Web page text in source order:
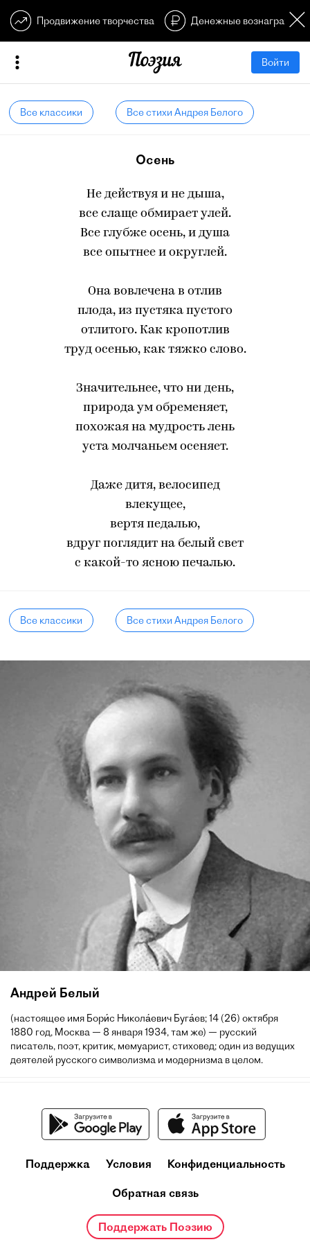
Продвижение творчества Денежные
Войти
Все классики Все стихи Андрея Белого
Осень
Не действуя и не дыша,
все слаще обмирает улей.
Все глубже осень, и душа
все опытнее и округлей.
Она вовлечена в отлив
плода, из пустяка пустого
отлитого. Как кропотлив
труд осенью, как тяжко слово.
Значительнее, что ни день,
природа ум обременяет,
похожая на мудрость лень
уста молчаньем осеняет.
Даже дитя, велосипед
влекущее,
вертя педалью,
вдруг поглядит на белый свет
с какой-то ясною печалью.
Все классики Все стихи Андрея Белого
Андрей Белый
(настоящее имя Бори́с Никола́евич Буга́ев; 14 (26) октября
1880 год, Москва — 8 января 1934, там же) — русский
писатель, поэт, критик, мемуарист, стиховед; один из ведущих
деятелей русского символизма и модернизма в целом.
Поддержка Условия Конфиденциальность
Обратная связь
Поддержать Поэзию